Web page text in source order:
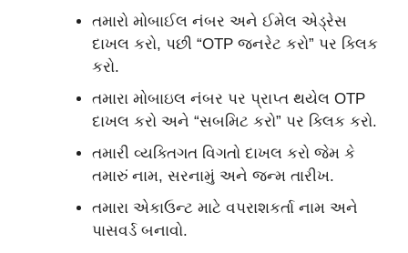
તમારો મોબાઈલ નંબર અને ઈમેલ એડ્રેસ
દાખલ કરો, પછી “OTP જનરેટ કરો” પર ક્લિક
કરો.
તમારા મોબાઇલ નંબર પર પ્રાપ્ત થયેલ OTP
દાખલ કરો અને “સબમિટ કરો” પર ક્લિક કરો.
તમારી વ્યક્તિગત વિગતો દાખલ કરો જેમ કે
તમારું નામ, સરનામું અને જન્મ તારીખ.
તમારા એકાઉન્ટ માટે વપરાશકર્તા નામ અને
પાસવર્ડ બનાવો.